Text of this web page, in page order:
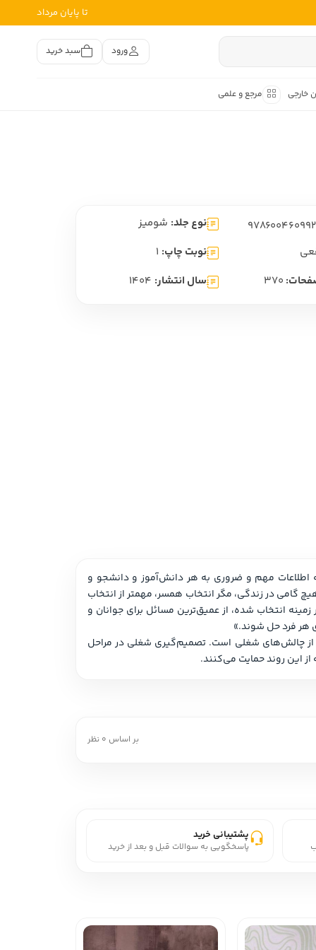
تا پایان مرداد
ورود سبد خرید
خارجی مرجع و علمی
فارسی
متون کهن
نوع جلد: شومیز
نوبت چاپ: 1
370 سال انتشار: 1404
بر اساس 0 نظر
پشتیبانی خرید
پاسخگویی به سوالات قبل و بعد از خرید